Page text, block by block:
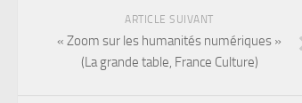
ARTICLE SUIVANT
« Zoom sur les humanités numériques »
(La grande table, France Culture)